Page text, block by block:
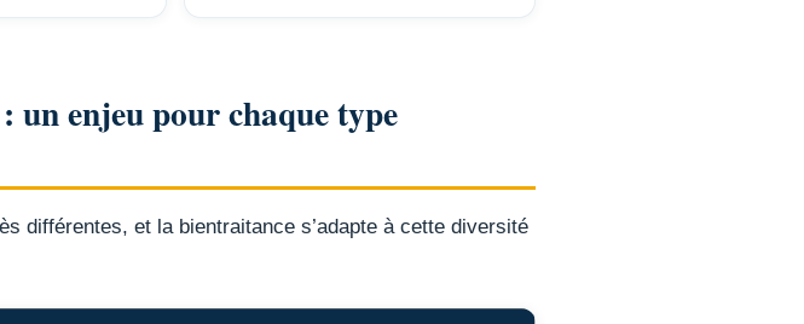
enjeu pour chaque type
différentes, et la bientraitance s’adapte à cette diversité